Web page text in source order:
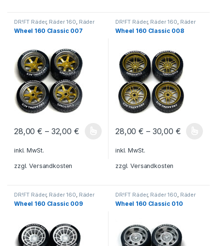
DR!FT Räder, Räder 160, Räder
Classic Line
Wheel 160 Classic 007
28,00€ – 32,00 €
Dieses Produkt weist mehrere Varianten auf. Die Optionen
inkl. MwSt.
zzgl.Versandkosten
DR!FT Räder, Räder 160, Räder
Classic Line
Wheel 160 Classic 008
28,00€ – 30,00 €
Dieses Produkt weist mehrere
inkl. MwSt.
zzgl.Versandkosten
DR!FT Räder, Räder 160, Räder
Classic Line
Wheel 160 Classic 009
DR!FT Räder, Räder 160, Räder
Classic Line
Wheel 160 Classic 010